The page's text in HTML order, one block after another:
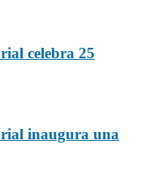
celebra 25
inaugura una